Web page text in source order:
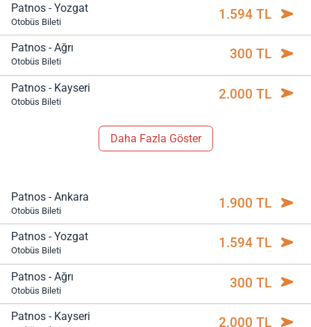
Patnos - Yozgat
Otobüs Bileti 1.594 TL
Patnos - Ağrı
Otobüs Bileti 300 TL
Patnos - Kayseri
Otobüs Bileti 2.000 TL
Daha Fazla Göster
Patnos - Ankara
Otobüs Bileti 1.900 TL
Patnos - Yozgat
Otobüs Bileti 1.594 TL
Patnos - Ağrı
Otobüs Bileti 300 TL
Patnos - Kayseri 2.000 TL